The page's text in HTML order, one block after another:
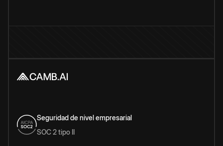
Seguridad de nivel empresarial
SOC 2 tipo II